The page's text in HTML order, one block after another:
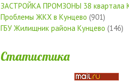
ЗАСТРОЙКА ПРОМЗОНЫ 38 квартала
Проблемы ЖКХ в Кунцево (901)
ГБУ Жилищник района Кунцево (146)
Статистика